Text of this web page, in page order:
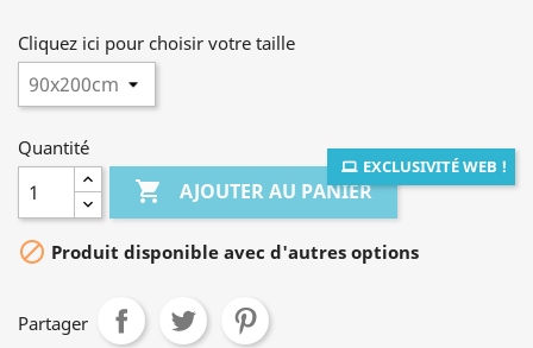
EXCLUSIVITÉ WEB !
Cliquez ici pour choisir votre taille
Quantité
 AJOUTER AU PANIER
 Produit disponible avec d'autres options
Partager